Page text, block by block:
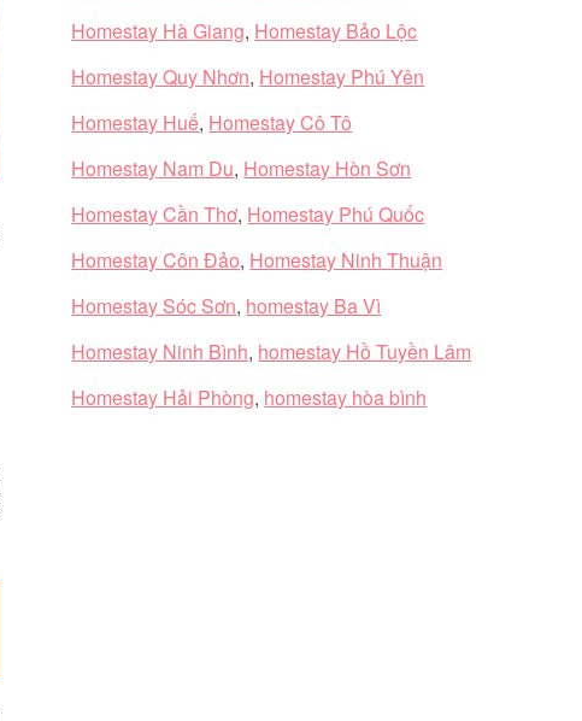
Homestay Hà Giang, Homestay Bảo Lộc
Homestay Quy Nhơn, Homestay Phú Yên
Homestay Huế, Homestay Cô Tô
Homestay Nam Du, Homestay Hòn Sơn
Homestay Cần Thơ, Homestay Phú Quốc
Homestay Côn Đảo, Homestay Ninh Thuận
Homestay Sóc Sơn, homestay Ba Vì
Homestay Ninh Bình, homestay Hồ Tuyền Lâm
Homestay Hải Phòng, homestay hòa bình